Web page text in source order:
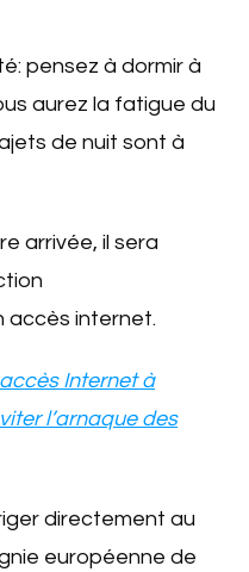
pensez à dormir à
aurez la fatigue du
de nuit sont à
arrivée, il sera
accès internet.
Internet à
l’arnaque des
directement au
européenne de